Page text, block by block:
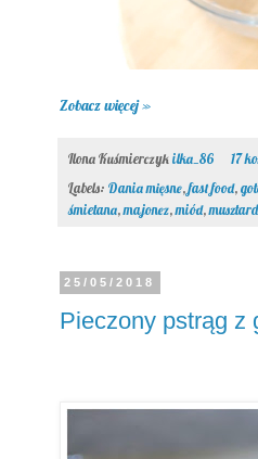
Zobacz więcej »
Ilona Kuśmierczykilka_86
17
Labels: Dania mięsne,fast food,
śmietana,majonez,miód,
25/05/2018
Pieczony pstrąg z